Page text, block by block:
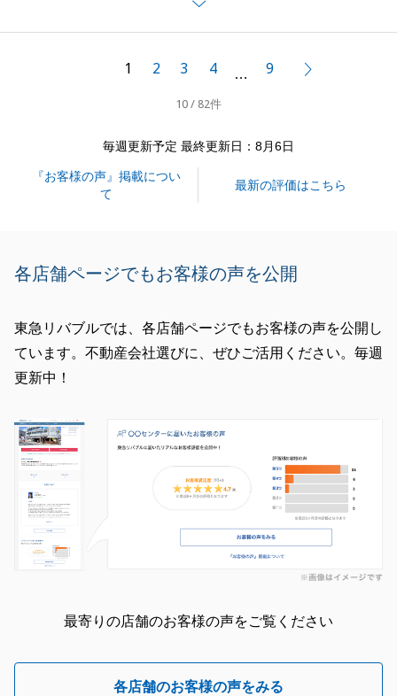
スムーズに進めることができましたのも、多くのご協
力をいただけましたおかげです。
今後とも、何卒よろしくお願い申し上げます。
1 2 3 4 … 9
10 / 82件
毎週更新予定 最終更新日：8月6日
『お客様の声』掲載につい
て
最新の評価はこちら
各店舗ページでもお客様の声を公開
東急リバブルでは、各店舗ページでもお客様の声を公開し
ています。不動産会社選びに、ぜひご活用ください。毎週
更新中！
最寄りの店舗のお客様の声をご覧ください
各店舗のお客様の声をみる